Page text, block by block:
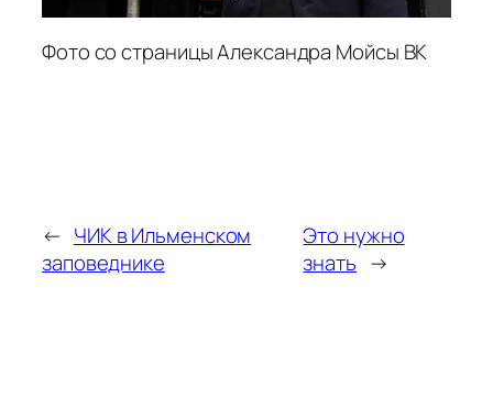
Фото со страницы Александра Мойсы ВК
← ЧИК в Ильменском
заповеднике
Это нужно
знать →